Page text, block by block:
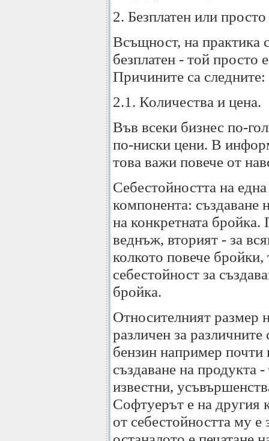
2. Безплатен или
Всъщност, на практика
безплатен - той просто
Причините са следните:
2.1. Количества и цена.
Във всеки бизнес по-
по-ниски цени. В
това важи повече от
Себестойността на
компонента: създаване
на конкретната
веднъж, вторият - за
колкото повече
себестойност за
бройка.
Относителният размер
различен за
бензин например почти
създаване на продукта
известни,
Софтуерът е на другия
от себестойността му е